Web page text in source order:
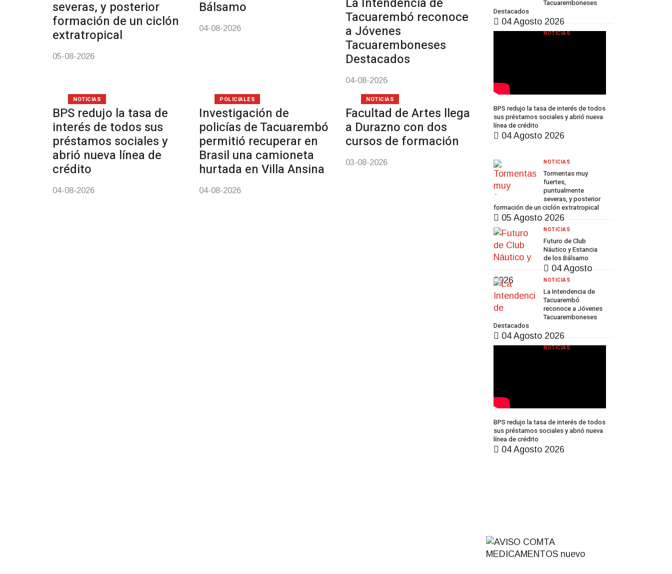
severas, y posterior
formación de un ciclón
extratropical
05-08-2026
Bálsamo
04-08-2026
Tacuarembó reconoce
a Jóvenes
Tacuaremboneses
Destacados
04-08-2026
BPS redujo la tasa de
interés de todos sus
préstamos sociales y
abrió nueva línea de
crédito
04-08-2026
NOTICIAS
Investigación de
policías de Tacuarembó
permitió recuperar en
Brasil una camioneta
hurtada en Villa Ansina
04-08-2026
POLICIALES
Facultad de Artes llega
a Durazno con dos
cursos de formación
03-08-2026
NOTICIAS
Tacuaremboneses
Destacados
04 Agosto 2026
BPS redujo la tasa de interés de todos
sus préstamos sociales y abrió nueva
línea de crédito
04 Agosto 2026
NOTICIAS
Tormentas muy
fuertes,
puntualmente
severas, y posterior
formación de un ciclón extratropical
05 Agosto 2026
NOTICIAS
Futuro de Club
Náutico y Estancia
de los Bálsamo
04 Agosto
2026
NOTICIAS
La Intendencia de
Tacuarembó
reconoce a Jóvenes
Tacuaremboneses
Destacados
04 Agosto 2026
NOTICIAS
BPS redujo la tasa de interés de todos
sus préstamos sociales y abrió nueva
línea de crédito
04 Agosto 2026
NOTICIAS